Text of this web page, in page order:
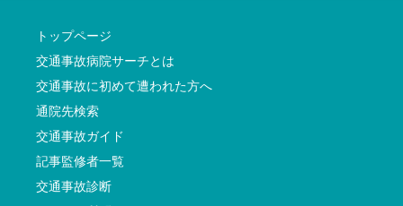
トップページ
交通事故病院サーチとは
交通事故に初めて遭われた方へ
通院先検索
交通事故ガイド
記事監修者一覧
交通事故診断